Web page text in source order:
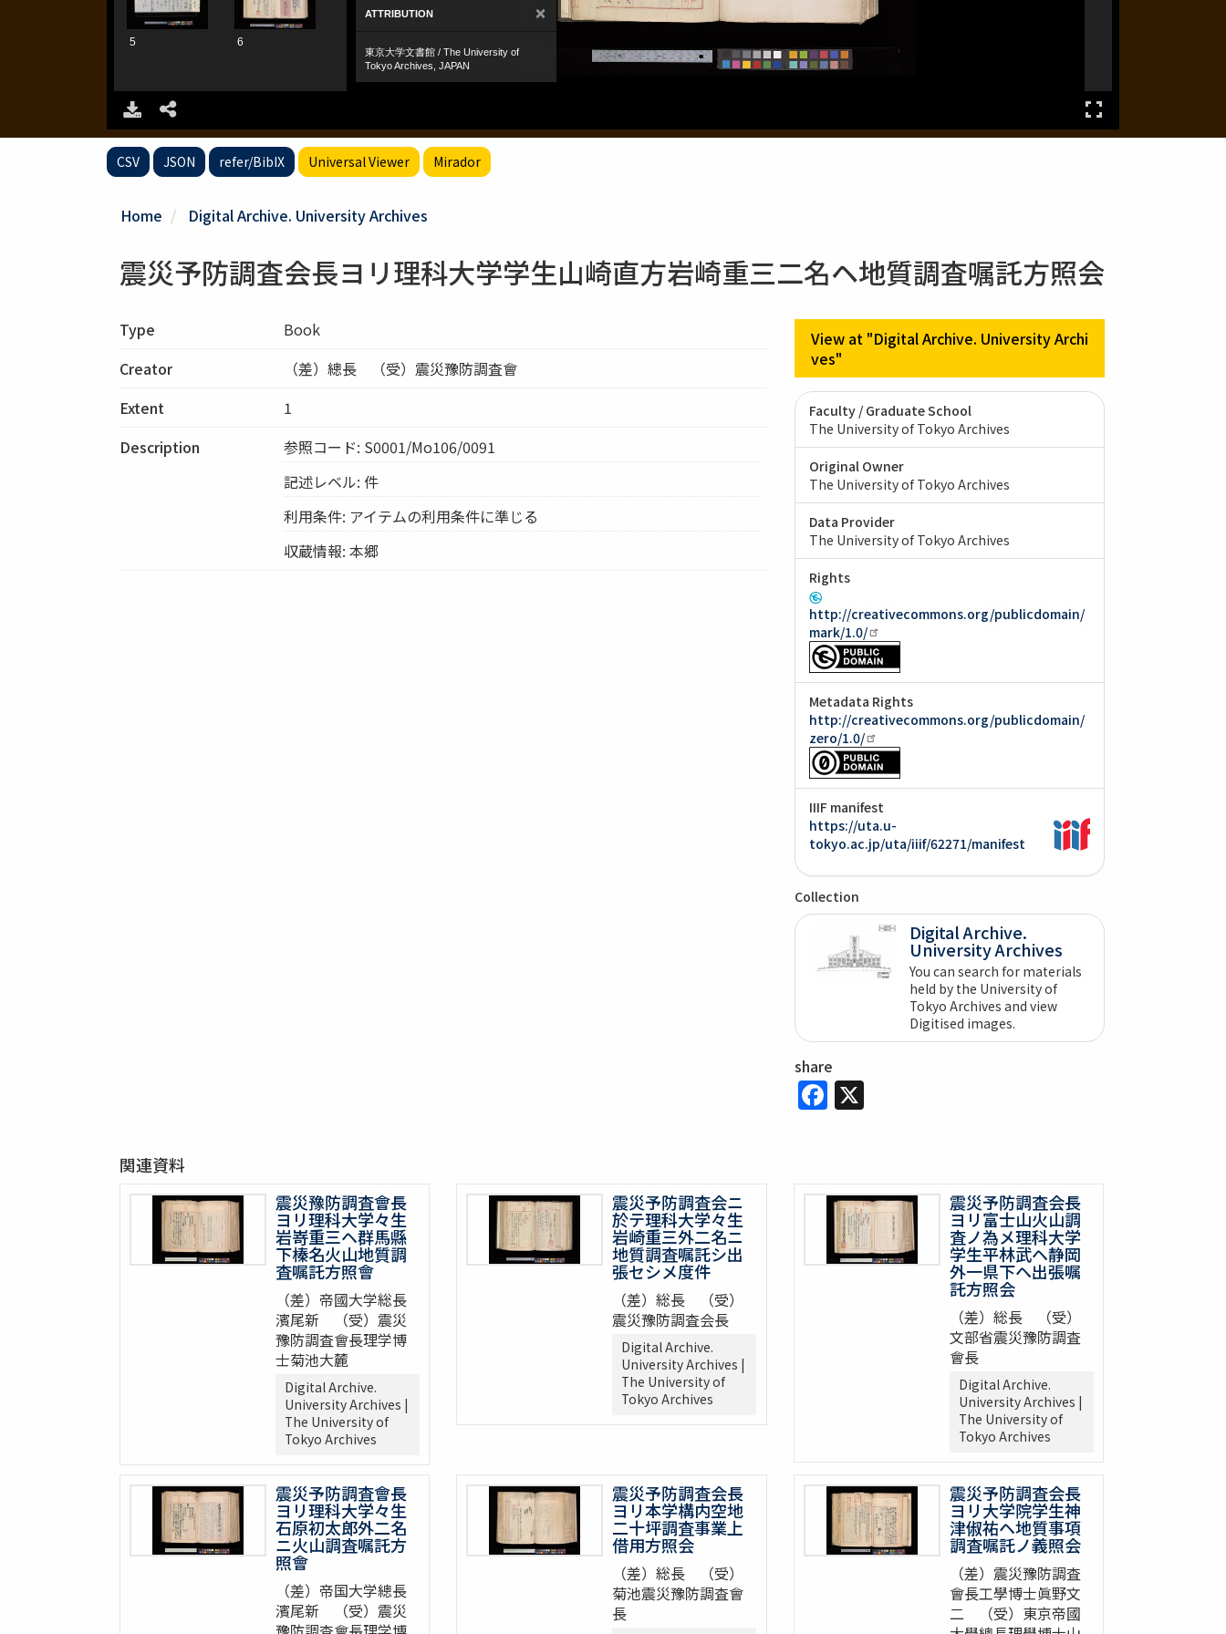
CSV JSON refer/BibIX Universal Viewer Mirador
Home Digital Archive. University Archives
震災予防調査会長ヨリ理科大学学生山崎直方岩崎重三二名ヘ地質調査嘱託方照会
Type
Book
Creator
（差）總長 （受）震災豫防調査會
Extent
1
Description
参照コード: S0001/Mo106/0091
記述レベル: 件
利用条件: アイテムの利用条件に準じる
収蔵情報: 本郷
View at "Digital Archive. University Archi
ves"
Faculty / Graduate School
The University of Tokyo Archives
Original Owner
The University of Tokyo Archives
Data Provider
The University of Tokyo Archives
Rights
http://creativecommons.org/publicdomain/
mark/1.0/
Metadata Rights
http://creativecommons.org/publicdomain/
zero/1.0/
IIIF manifest
https://uta.u-
tokyo.ac.jp/uta/iiif/62271/manifest
Collection
Digital Archive.
University Archives
You can search for materials
held by the University of
Tokyo Archives and view
Digitised images.
share
Facebook
X
関連資料
震災豫防調査會長
ヨリ理科大学々生
岩嵜重三ヘ群馬縣
下榛名火山地質調
査嘱託方照會
（差）帝國大学総長
濱尾新 （受）震災
豫防調査會長理学博
士菊池大麓
Digital Archive.
University Archives |
The University of
Tokyo Archives
震災予防調査会ニ
於テ理科大学々生
岩崎重三外二名ニ
地質調査嘱託シ出
張セシメ度件
（差）総長 （受）
震災豫防調査会長
Digital Archive.
University Archives |
The University of
Tokyo Archives
震災予防調査会長
ヨリ富士山火山調
査ノ為メ理科大学
学生平林武ヘ静岡
外一県下ヘ出張嘱
託方照会
（差）総長 （受）
文部省震災豫防調査
會長
Digital Archive.
University Archives |
The University of
Tokyo Archives
震災予防調査會長
ヨリ理科大学々生
石原初太郎外二名
ニ火山調査嘱託方
照會
（差）帝国大学總長
濱尾新 （受）震災
震災予防調査会長
ヨリ本学構内空地
二十坪調査事業上
借用方照会
（差）総長 （受）
菊池震災豫防調査會
長
震災予防調査会長
ヨリ大学院学生神
津俶祐ヘ地質事項
調査嘱託ノ義照会
（差）震災豫防調査
會長工學博士眞野文
二 （受）東京帝國